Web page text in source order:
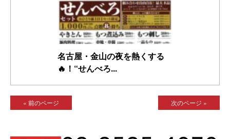
名古屋・金山の夜を熱くする
🔥！“せんべろ...
« 前のページ 次のページ »